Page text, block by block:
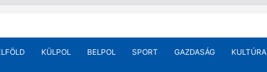
KÜLPOL BELPOL SPORT GAZDASÁG KULTÚRA